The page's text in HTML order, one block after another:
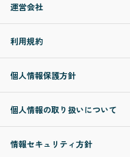
運営会社
利用規約
個人情報保護方針
個人情報の取り扱いについて
情報セキュリティ方針